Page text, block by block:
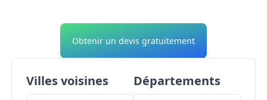
Obtenir un devis gratuitement
Villes voisines Départements